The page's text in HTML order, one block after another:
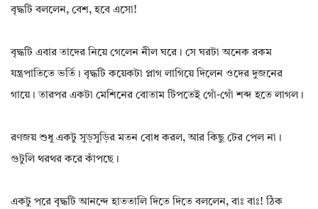
বৃদ্ধটি বললেন, বেশ, হবে এসো!
বৃদ্ধটি এবার তাদের নিয়ে গেলেন নীল ঘরে। সে ঘরটা অনেক রকম
যন্ত্রপাতিতে ভর্তি। বৃদ্ধটি কয়েকটা প্লাগ লাগিয়ে দিলেন ওদের দুজনের
গায়ে। তারপর একটা মেশিনের বোতাম টিপতেই গোঁ-গোঁ শব্দ হতে লাগল।
রণজয় শুধু একটু সুড়সুড়ির মতন বোধ করল, আর কিছু টের পেল না।
গুটুলি থরথর করে কাঁপছে।
একটু পরে বৃদ্ধটি আনন্দে হাততালি দিতে দিতে বললেন, বাঃ বাঃ! ঠিক